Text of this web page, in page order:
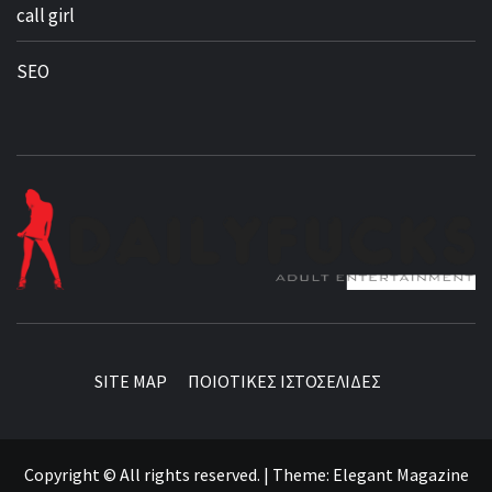
call girl
SEO
SITE MAP ΠΟΙΟΤΙΚΕΣ ΙΣΤΟΣΕΛΙΔΕΣ
Copyright © All rights reserved. | Theme: Elegant Magazine